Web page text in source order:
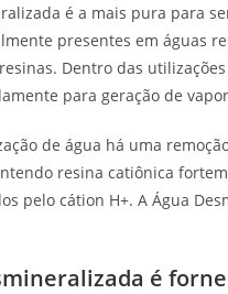
é a mais pura para
presentes em águas
Dentro das
para geração de
de água há uma
resina catiônica
pelo cátion H+. A Água
é